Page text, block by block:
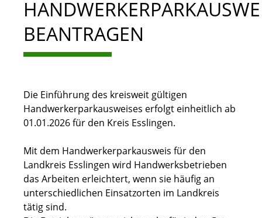
BEANTRAGEN
Die Einführung des kreisweit gültigen
Handwerkerparkausweises erfolgt einheitlich ab
01.01.2026 für den Kreis Esslingen.
Mit dem Handwerkerparkausweis für den
Landkreis Esslingen wird Handwerksbetrieben
das Arbeiten erleichtert, wenn sie häufig an
unterschiedlichen Einsatzorten im Landkreis
tätig sind.